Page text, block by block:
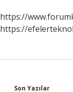
https://
https://
Son Yazılar